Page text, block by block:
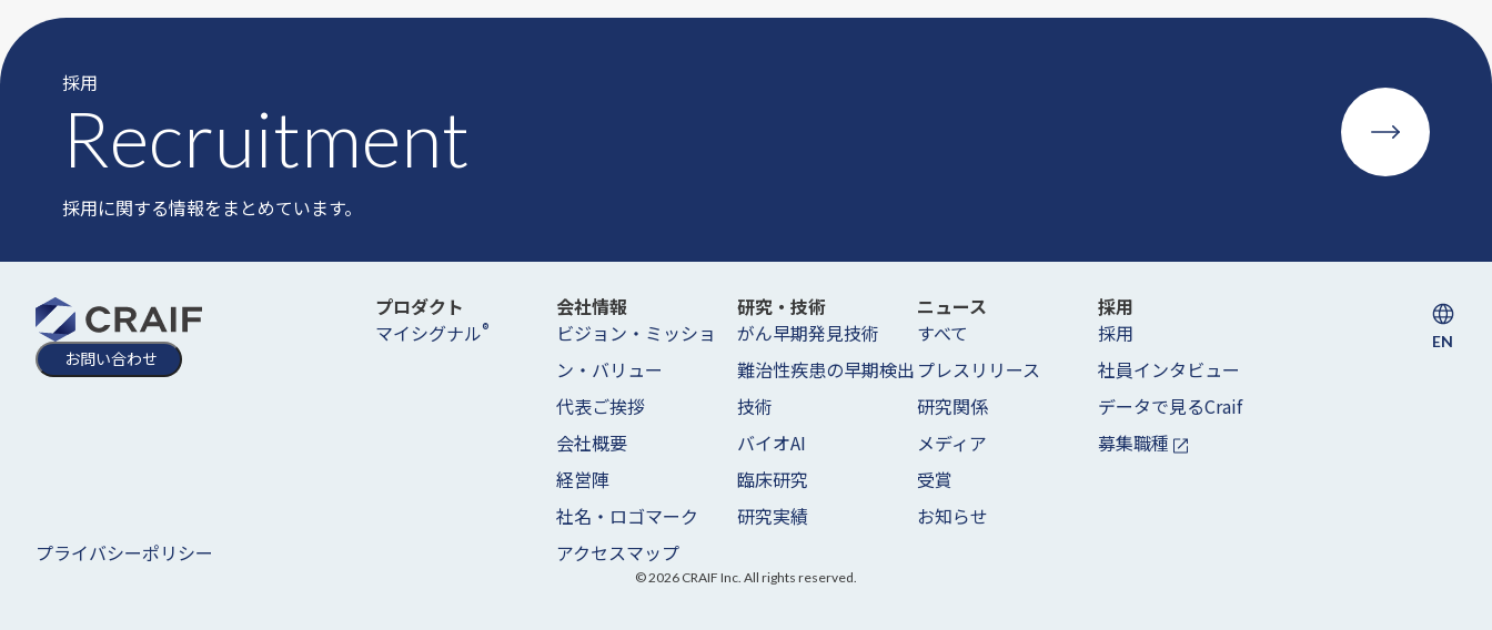
採用
Recruitment
採用に関する情報をまとめています。
お問い合わせ
プライバシーポリシー
プロダクト
マイシグナル®
会社情報
ビジョン・ミッショ
ン・バリュー
代表ご挨拶
会社概要
経営陣
社名・ロゴマーク
アクセスマップ
研究・技術
がん早期発見技術
難治性疾患の早期検出
技術
バイオAI
臨床研究
研究実績
ニュース
すべて
プレスリリース
研究関係
メディア
受賞
お知らせ
採用
採用
社員インタビュー
データで見るCraif
募集職種
EN
©2026 CRAIF Inc. All rights reserved.